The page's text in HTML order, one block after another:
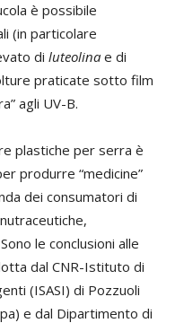
è possibile
(in particolare
di luteolina e di
praticate sotto film
agli UV-B.
plastiche per serra è
produrre “medicine”
dei consumatori di
le conclusioni alle
dal CNR-Istituto di
(ISASI) di Pozzuoli
e dal Dipartimento di